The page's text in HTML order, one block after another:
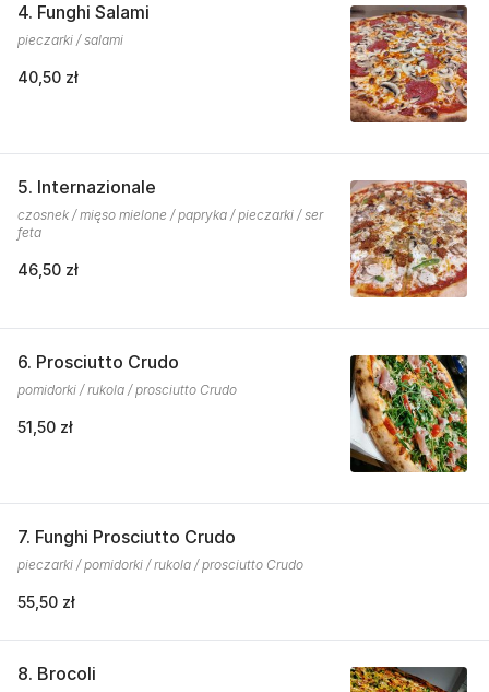
4. Funghi Salami
pieczarki / salami
40,50 zł
5. Internazionale
czosnek / mięso mielone / papryka / pieczarki / ser
feta
46,50 zł
6. Prosciutto Crudo
pomidorki / rukola / prosciutto Crudo
51,50 zł
7. Funghi Prosciutto Crudo
pieczarki / pomidorki / rukola / prosciutto Crudo
55,50 zł
8. Brocoli